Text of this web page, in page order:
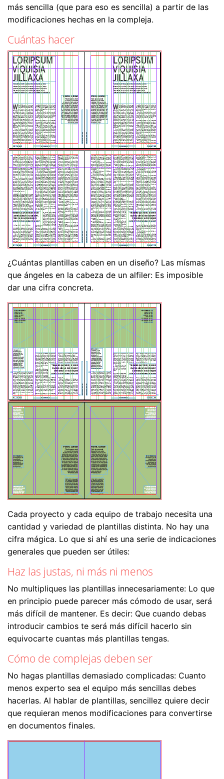
más sencilla (que para eso es sencilla) a partir de las
modificaciones hechas en la compleja.
Cuántas hacer
¿Cuántas plantillas caben en un diseño? Las mísmas
que ángeles en la cabeza de un alfiler: Es imposible
dar una cifra concreta.
Cada proyecto y cada equipo de trabajo necesita una
cantidad y variedad de plantillas distinta. No hay una
cifra mágica. Lo que si ahí es una serie de indicaciones
generales que pueden ser útiles:
Haz las justas, ni más ni menos
No multipliques las plantillas innecesariamente: Lo que
en principio puede parecer más cómodo de usar, será
más difícil de mantener. Es decir: Que cuando debas
introducir cambios te será más difícil hacerlo sin
equivocarte cuantas más plantillas tengas.
Cómo de complejas deben ser
No hagas plantillas demasiado complicadas: Cuanto
menos experto sea el equipo más sencillas debes
hacerlas. Al hablar de plantillas, sencillez quiere decir
que requieran menos modificaciones para convertirse
en documentos finales.